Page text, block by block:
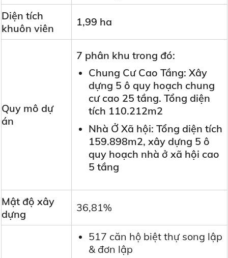
Diện tích
khuôn viên
1,99 ha
Quy mô dự
án
7 phân khu trong đó:
Chung Cư Cao Tầng: Xây
dựng 5 ô quy hoạch chung
cư cao 25 tầng. Tổng diện
tích 110.212m2
Nhà Ở Xã hội: Tổng diện tích
159.898m2, xây dựng 5 ô
quy hoạch nhà ở xã hội cao
5 tầng
Mật độ xây
dựng
36,81%
517 căn hộ biệt thự song lập
& đơn lập